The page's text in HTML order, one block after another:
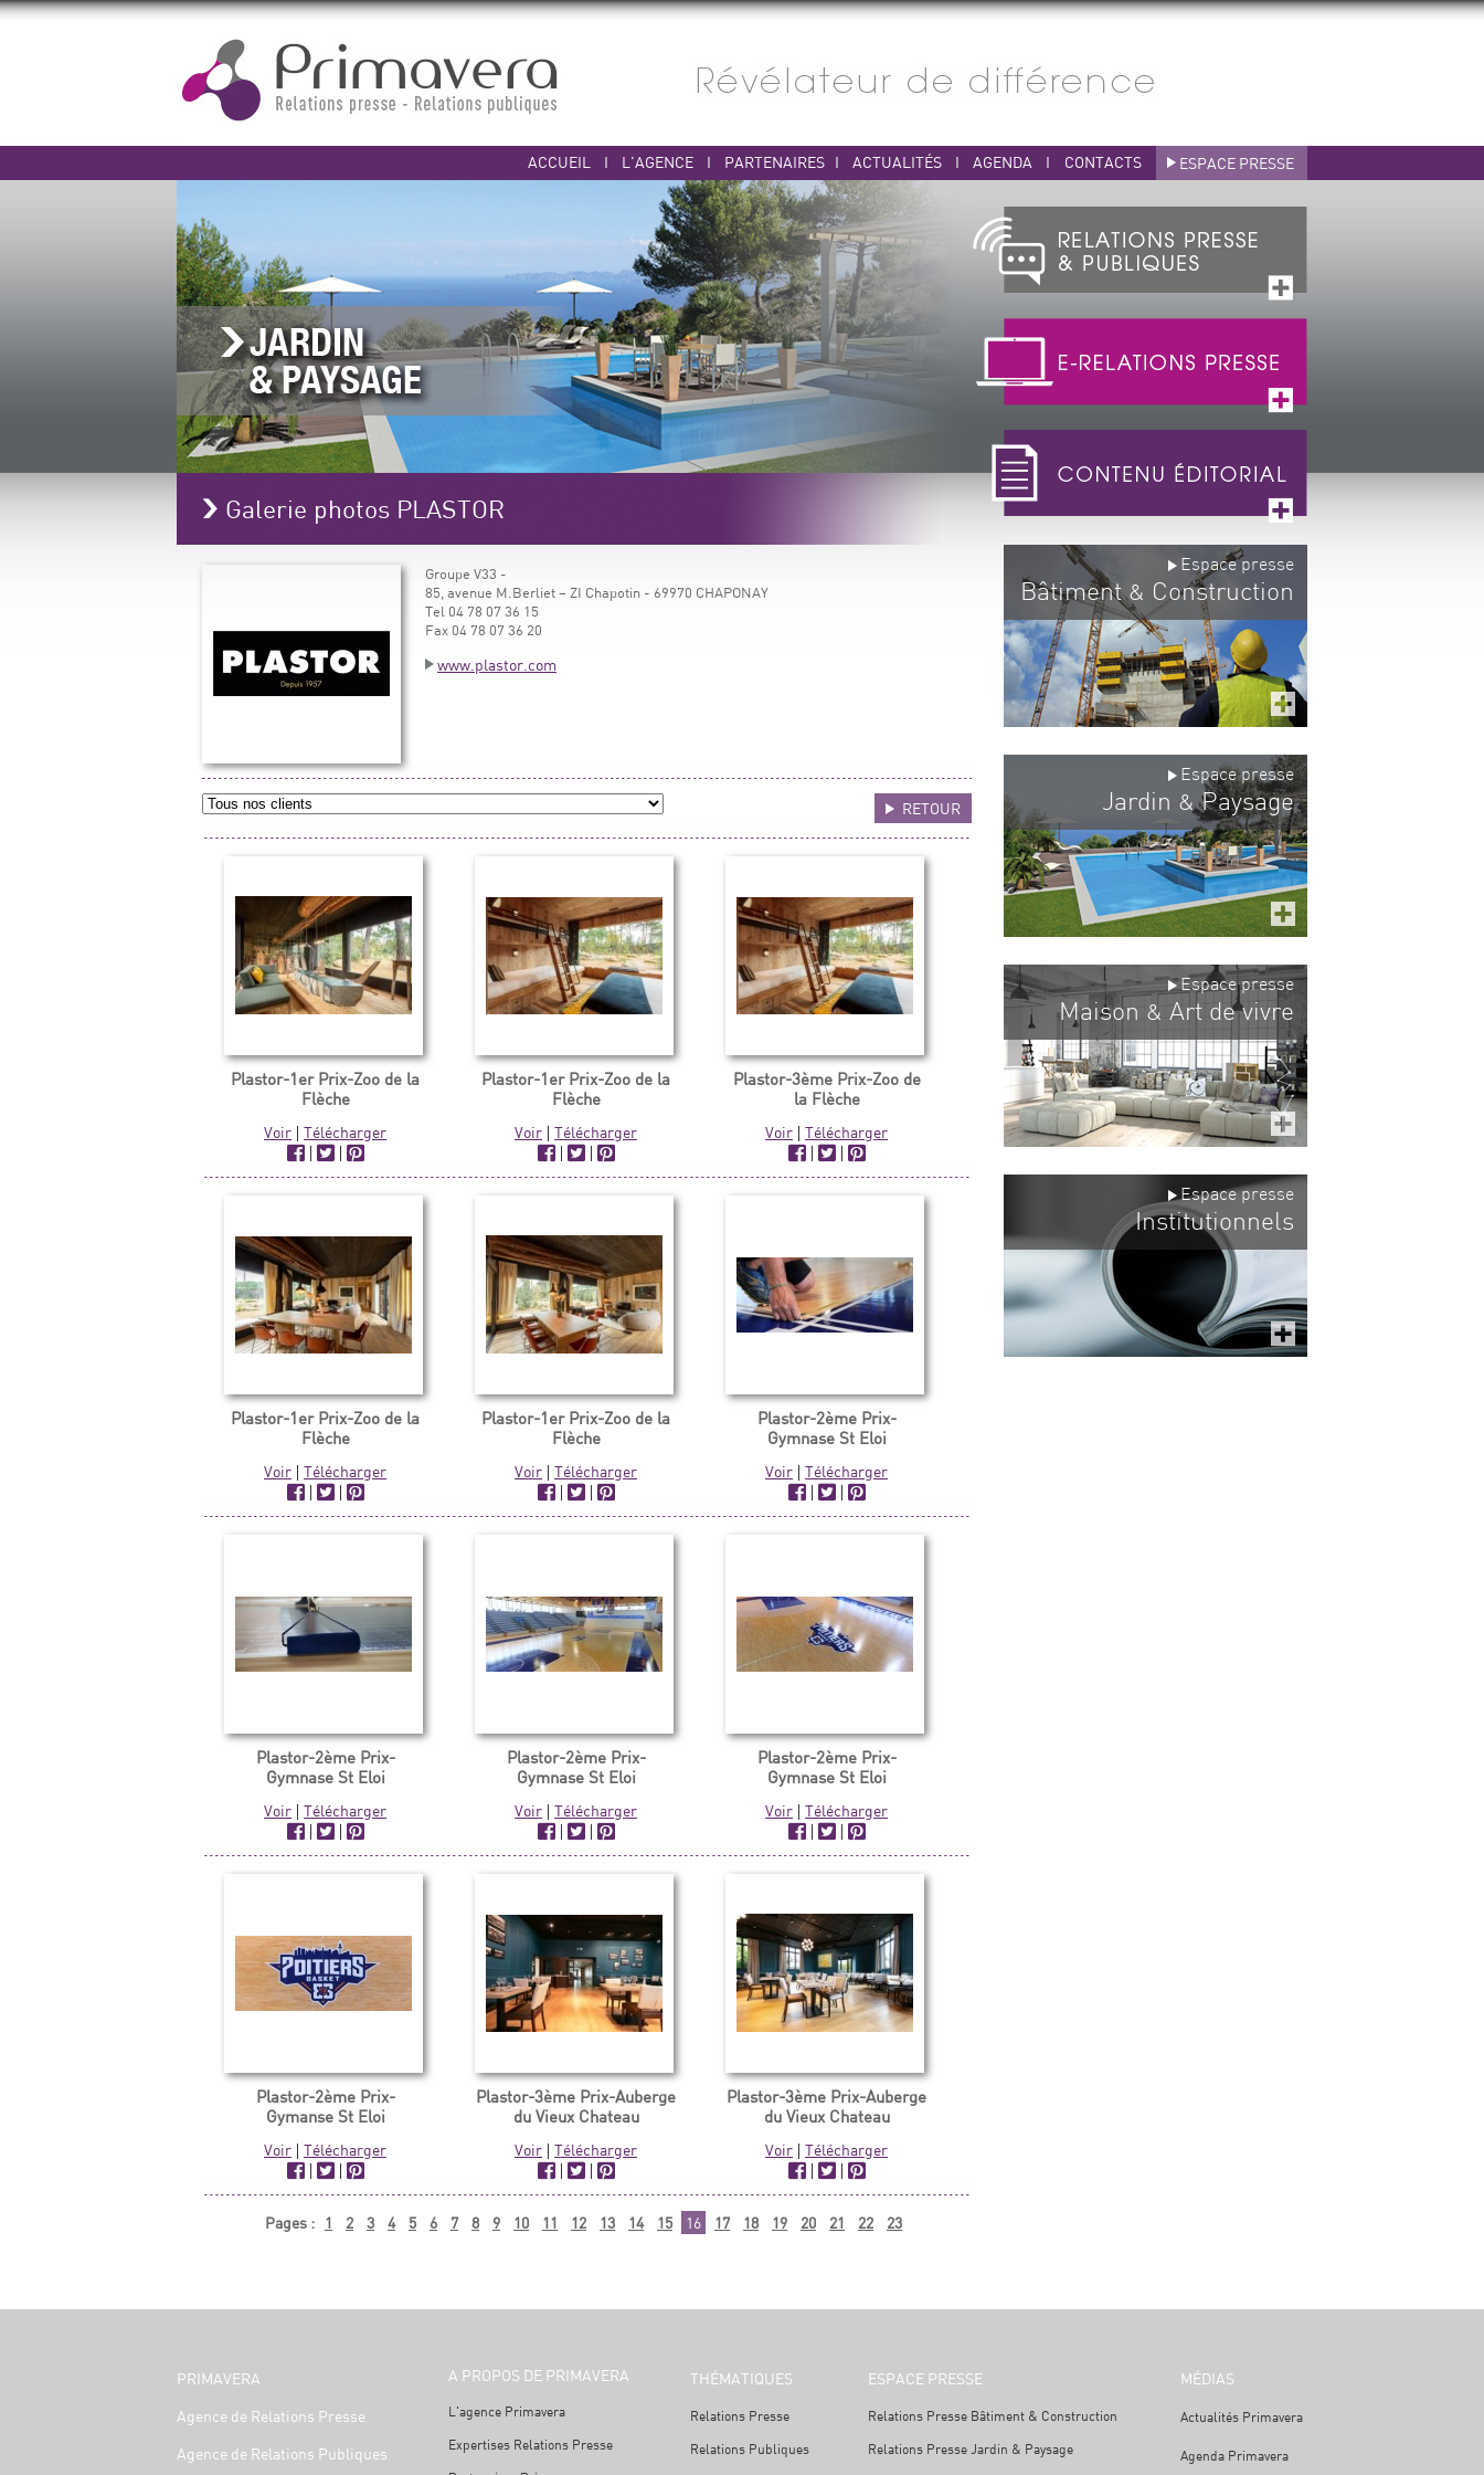
ACCUEIL I L'AGENCE I PARTENAIRES I ACTUALITÉS I AGENDA I CONTACTS ESPACE PRESSE
Galerie photos PLASTOR
Groupe V33 -
85, avenue M.Berliet – ZI Chapotin - 69970 CHAPONAY
Tel 04 78 07 36 15
Fax 04 78 07 36 20
www.plastor.com
RETOUR
Plastor-1er Prix-Zoo de la
Flèche
Voir |Télécharger
|
|
Plastor-1er Prix-Zoo de la
Flèche
Voir |Télécharger
|
|
Plastor-3ème Prix-Zoo de
la Flèche
Voir |Télécharger
|
|
Plastor-1er Prix-Zoo de la
Flèche
Voir |Télécharger
|
|
Plastor-1er Prix-Zoo de la
Flèche
Voir |Télécharger
|
|
Plastor-2ème Prix-
Gymnase St Eloi
Voir |Télécharger
|
|
Plastor-2ème Prix-
Gymnase St Eloi
Voir |Télécharger
|
|
Plastor-2ème Prix-
Gymnase St Eloi
Voir |Télécharger
|
|
Plastor-2ème Prix-
Gymnase St Eloi
Voir |Télécharger
|
|
Plastor-2ème Prix-
Gymanse St Eloi
Voir |Télécharger
|
|
Plastor-3ème Prix-Auberge
du Vieux Chateau
Voir |Télécharger
|
|
Plastor-3ème Prix-Auberge
du Vieux Chateau
Voir |Télécharger
|
|
Pages : 1 2 3 4 5 6 7 8 9 10 11 12 13 14 15 16 17 18 19 20 21 22 23
Espace presse
Bâtiment& Construction
Espace presse
Jardin &Paysage
Espace presse
Maison & Art de vivre
Espace presse
Institutionnels
PRIMAVERA
Agence de Relations Presse
Agence de Relations Publiques
A PROPOS DE PRIMAVERA
L'agence Primavera
Expertises Relations Presse
THÉMATIQUES
Relations Presse
Relations Publiques
ESPACE PRESSE
Relations Presse Bâtiment & Construction
Relations Presse Jardin & Paysage
MÉDIAS
Actualités Primavera
Agenda Primavera